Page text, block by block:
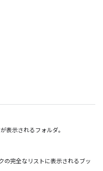
表示されるフォルダ。
の完全なリストに表示されるブッ